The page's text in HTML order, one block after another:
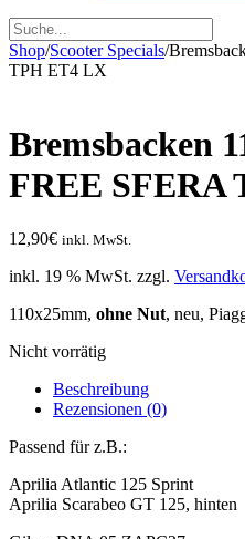
Shop/Scooter Specials/
TPH ET4 LX
Bremsbacken
FREE SFERA
12,90€ inkl. MwSt.
inkl. 19 % MwSt. zzgl.
110x25mm, ohne Nut, neu,
Nicht vorrätig
Beschreibung
Rezensionen (0)
Passend für z.B.:
Aprilia Atlantic 125 Sprint
Aprilia Scarabeo GT 125, hinten